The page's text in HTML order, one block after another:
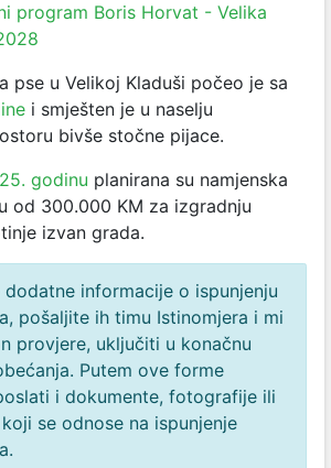
program Boris Horvat - Velika
pse u Velikoj Kladuši počeo je sa
i smješten je u naselju
bivše stočne pijace.
godinu planirana su namjenska
od 300.000 KM za izgradnju
izvan grada.
informacije o ispunjenju
pošaljite ih timu Istinomjera i mi
provjere, uključiti u konačnu
Putem ove forme
i dokumente, fotografije ili
se odnose na ispunjenje